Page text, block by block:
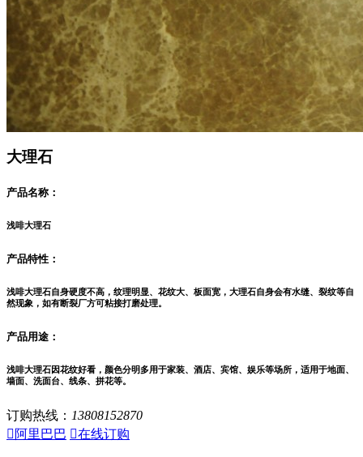
大理石
产品名称：
浅啡大理石
产品特性：
浅啡大理石自身硬度不高，纹理明显、花纹大、板面宽，大理石自身会有水缝、裂纹等自
然现象，如有断裂厂方可粘接打磨处理。
产品用途：
浅啡大理石因花纹好看，颜色分明多用于家装、酒店、宾馆、娱乐等场所，适用于地面、
墙面、洗面台、线条、拼花等。
订购热线： 13808152870
 阿里巴巴 在线订购